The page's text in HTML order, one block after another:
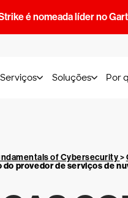
é nomeada líder no
Serviços Soluções Por
of Cybersecurity>
provedor de serviços de